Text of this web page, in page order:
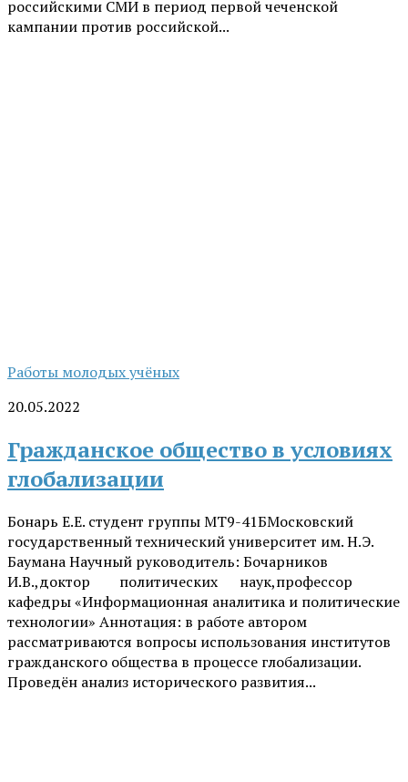
российскими СМИ в период первой чеченской
кампании против российской...
Работы молодых учёных
20.05.2022
Гражданское общество в условиях
глобализации
Бонарь Е.Е. студент группы МТ9-41БМосковский
государственный технический университет им. Н.Э.
Баумана Научный руководитель: Бочарников
И.В.,доктор политических наук,профессор
кафедры «Информационная аналитика и политические
технологии» Аннотация: в работе автором
рассматриваются вопросы использования институтов
гражданского общества в процессе глобализации.
Проведён анализ исторического развития...